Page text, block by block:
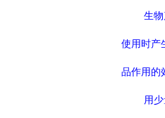
生物产
使用时产
品作用的
用少量